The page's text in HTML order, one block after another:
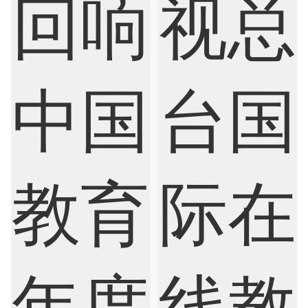
Finance FinTech Graphic Design
Marketing Medicine
Nursing Physics Political Science
Psychology Public Health Robotics
Sociology Statistics Sustainability